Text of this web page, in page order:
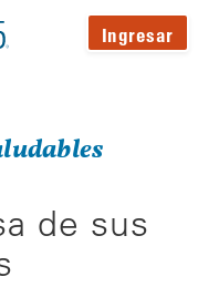
Ingresar
de sus